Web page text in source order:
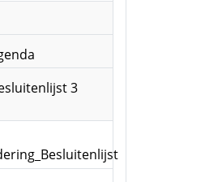
3